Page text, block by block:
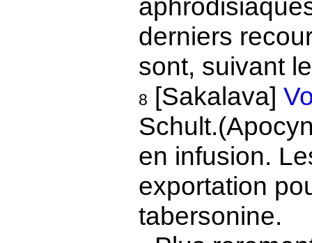
derniers
sont, suivant
8 [Sakalava]
en infusion.
exportation
tabersonine.